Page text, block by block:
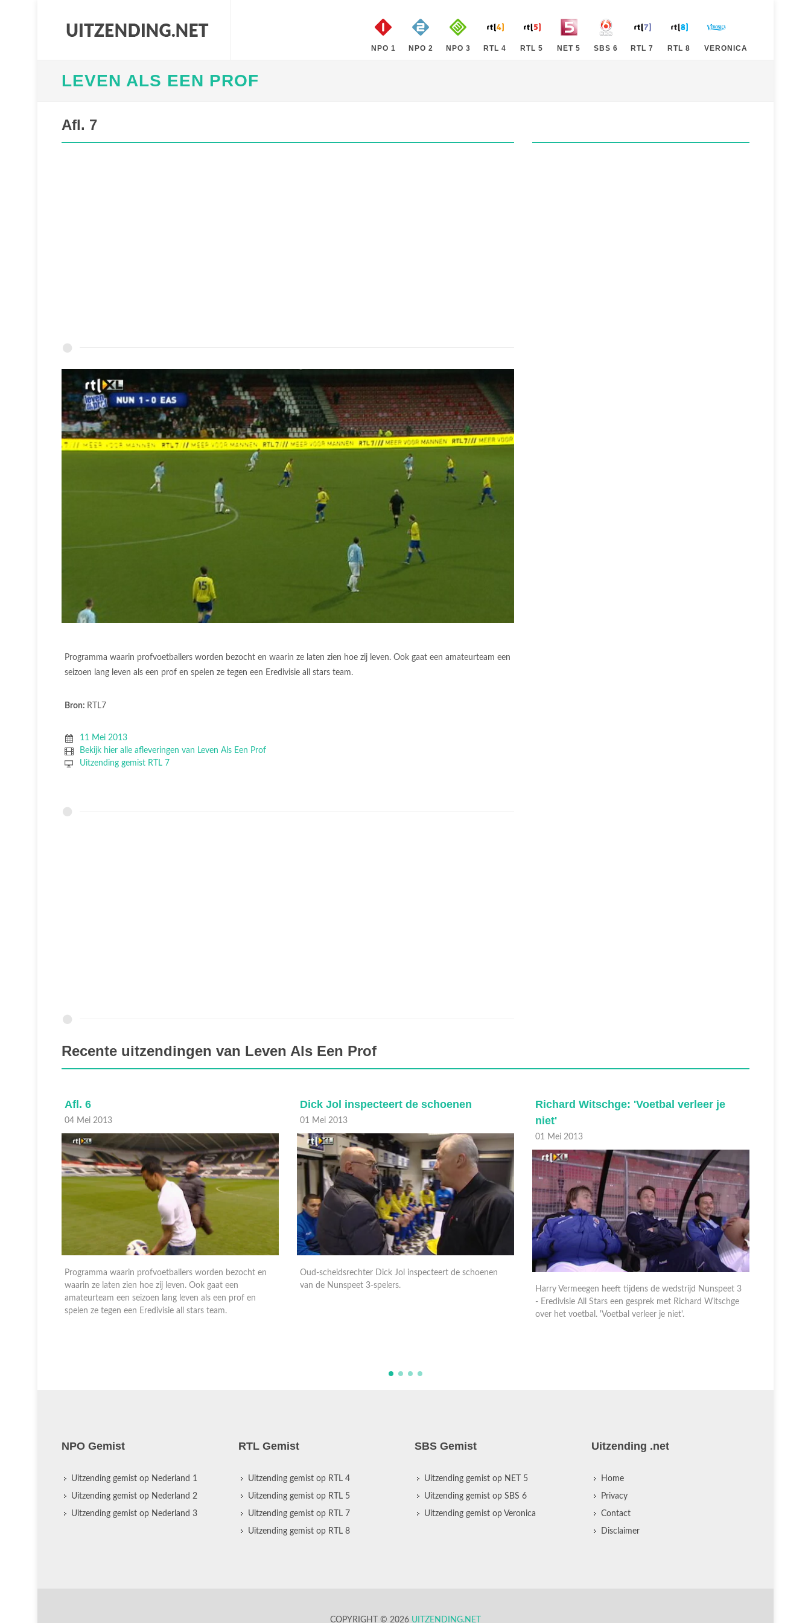
NPO 1 NPO 2 NPO 3 RTL 4 RTL 5 NET 5 SBS 6 RTL 7 RTL 8 VERONICA
LEVEN ALS EEN PROF
Afl. 7
Programma waarin profvoetballers worden bezocht en waarin ze laten zien hoe zij leven. Ook gaat een amateurteam een
seizoen lang leven als een prof en spelen ze tegen een Eredivisie all stars team.
Bron: RTL7
11 Mei 2013
Bekijk hier alle afleveringen van Leven Als Een Prof
Uitzending gemist RTL 7
Recente uitzendingen van Leven Als Een Prof
Afl. 6
04 Mei 2013
Programma waarin profvoetballers worden bezocht en
waarin ze laten zien hoe zij leven. Ook gaat een
amateurteam een seizoen lang leven als een prof en
spelen ze tegen een Eredivisie all stars team.
Dick Jol inspecteert de schoenen
01 Mei 2013
Oud-scheidsrechter Dick Jol inspecteert de schoenen
van de Nunspeet 3-spelers.
Richard Witschge: 'Voetbal verleer je
niet'
01 Mei 2013
Harry Vermeegen heeft tijdens de wedstrijd Nunspeet 3
- Eredivisie All Stars een gesprek met Richard Witschge
over het voetbal. 'Voetbal verleer je niet'.
NPO Gemist
Uitzending gemist op Nederland 1
Uitzending gemist op Nederland 2
Uitzending gemist op Nederland 3
RTL Gemist
Uitzending gemist op RTL 4
Uitzending gemist op RTL 5
Uitzending gemist op RTL 7
Uitzending gemist op RTL 8
SBS Gemist
Uitzending gemist op NET 5
Uitzending gemist op SBS 6
Uitzending gemist op Veronica
Uitzending .net
Home
Privacy
Contact
Disclaimer
COPYRIGHT © 2026 UITZENDING.NET